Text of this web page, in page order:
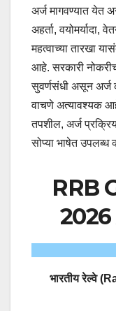
अर्ज मागवण्यात येत
अहर्ता, वयोमर्यादा,
महत्वाच्या तारखा
आहे. सरकारी नोकरीची
सुवर्णसंधी असून अर्ज
वाचणे अत्यावश्यक
तपशील, अर्ज
सोप्या भाषेत
RRB
भारतीय रेल्वे